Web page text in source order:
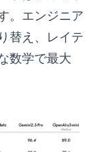
。エンジニア
替え、レイテ
数学で最大